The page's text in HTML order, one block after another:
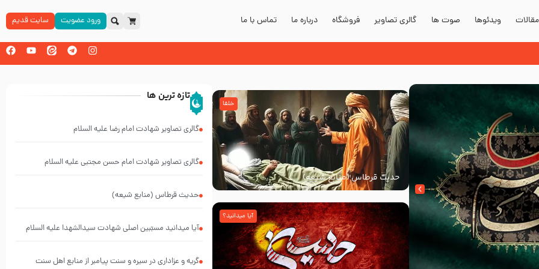
مقالات ویدئوها صوت ها گالری تصاویر فروشگاه درباره ما تماس با ما ورود عضویت سایت قدیم
حدیث قرطاس (منابع شیعه)
خلفا
آیا میدانید؟
تازه ترین ها
گالری تصاویر شهادت امام رضا علیه السلام
گالری تصاویر شهادت امام حسن مجتبی علیه السلام
حدیث قرطاس (منابع شیعه)
آیا میدانید مسبّبین اصلی شهادت سیدالشهدا علیه ‌السلام
گریه و عزاداری در سیره و سنت پیامبر از منابع اهل سنت